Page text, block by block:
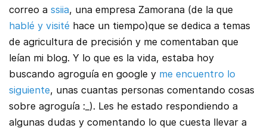
correo a ssiia, una empresa Zamorana (de la que
hablé y visité hace un tiempo)que se dedica a temas
de agricultura de precisión y me comentaban que
leían mi blog. Y lo que es la vida, estaba hoy
buscando agroguía en google y me encuentro lo
siguiente, unas cuantas personas comentando cosas
sobre agroguía :_). Les he estado respondiendo a
algunas dudas y comentando lo que cuesta llevar a